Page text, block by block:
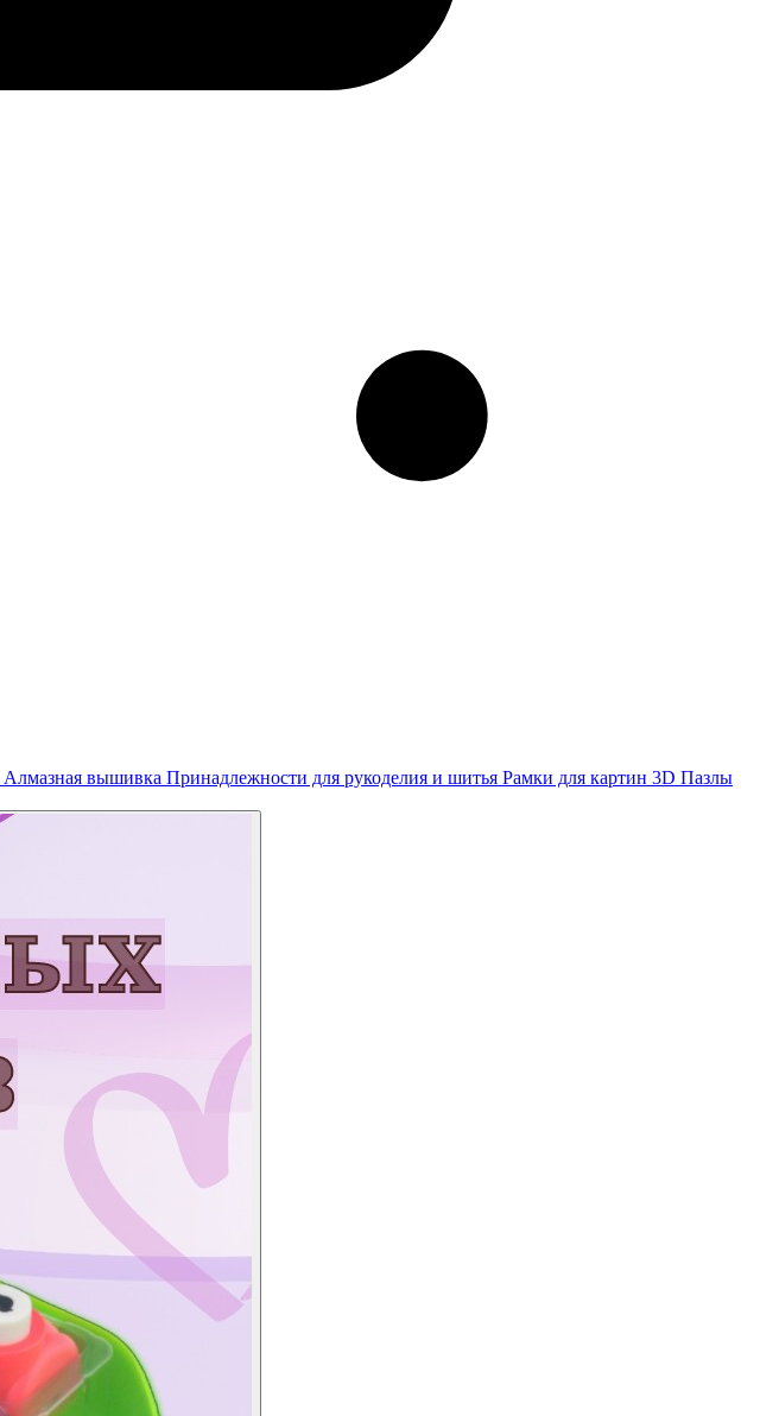
Алмазная вышивка Принадлежности для рукоделия и шитья Рамки для картин 3D Пазлы